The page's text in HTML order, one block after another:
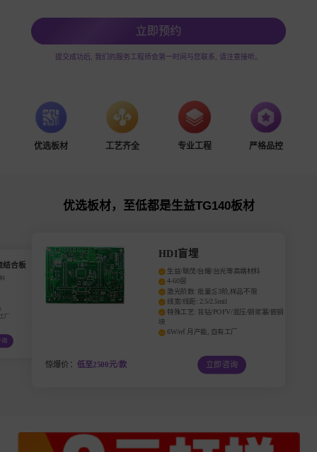
立即预约
提交成功后, 我们的服务工程师会第一时间与您联系, 请注意接听。
优选板材 工艺齐全 专业工程 严格品控
优选板材，至低都是生益TG140板材
生益TG140板材
免费过孔塞油
免费阻抗控制
4/4mil细线不加钱
孔密度：≦12W/㎡
孔铜min20um
符合IPC二级标准，外贸品质